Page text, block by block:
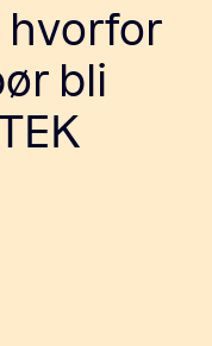
hvorfor
bli